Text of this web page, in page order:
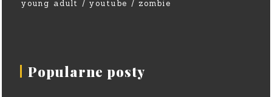
young adult
youtube zombie
Popularne posty